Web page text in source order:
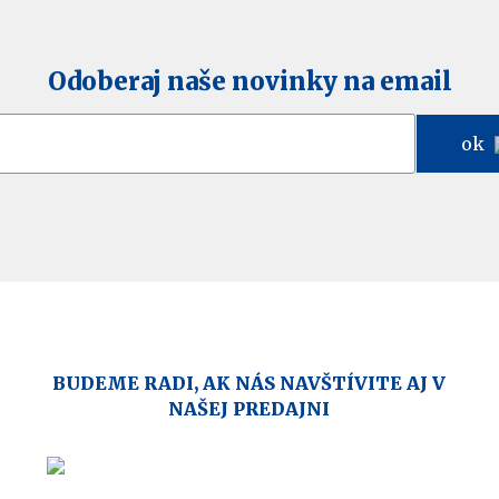
Odoberaj naše novinky na email
ok
BUDEME RADI, AK NÁS NAVŠTÍVITE AJ V
NAŠEJ PREDAJNI